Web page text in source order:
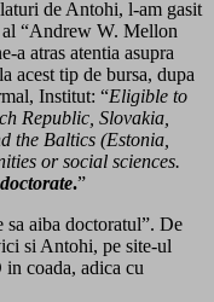
de Antohi, l-am gasit
“Andrew W. Mellon
a atras atentia asupra
acest tip de bursa, dupa
Institut: “Eligible to
Republic, Slovakia,
the Baltics (Estonia,
or social sciences.
.”
aiba doctoratul”. De
si Antohi, pe site-ul
coada, adica cu